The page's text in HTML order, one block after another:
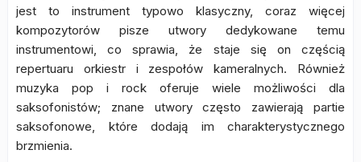
jest to instrument typowo klasyczny, coraz więcej
kompozytorów pisze utwory dedykowane temu
instrumentowi, co sprawia, że staje się on częścią
repertuaru orkiestr i zespołów kameralnych. Również
muzyka pop i rock oferuje wiele możliwości dla
saksofonistów; znane utwory często zawierają partie
saksofonowe, które dodają im charakterystycznego
brzmienia.